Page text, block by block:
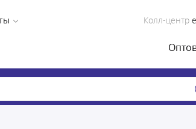
Колл-центр